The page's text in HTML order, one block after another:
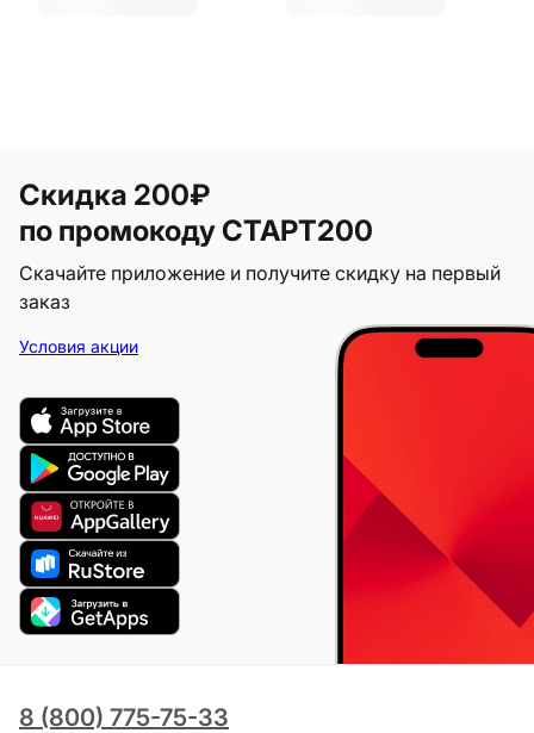
Скидка 200₽
по промокоду СТАРТ200
Скачайте приложение и получите скидку на первый
заказ
Условия акции
8 (800) 775-75-33